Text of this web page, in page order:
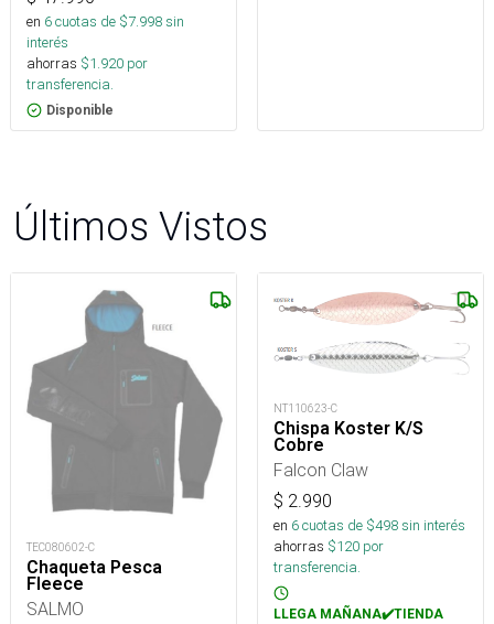
en 6cuotas de $7.998sin
interés
ahorras $1.920 por
transferencia.
Disponible
Últimos Vistos
TEC080602-C
Chaqueta Pesca
Fleece
SALMO
NT110623-C
Chispa Koster K/S
Cobre
Falcon Claw
$ 2.990
en 6cuotas de $498sin interés
ahorras $120 por
transferencia.
LLEGA MAÑANA✔️TIENDA